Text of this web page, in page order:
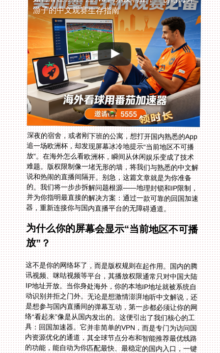
游子的中文观赛生存指南
深夜的宿舍，或者刚下班的公寓，想打开国内熟悉的App
追一场欧洲杯，却发现屏幕冰冷地提示“当前地区不可播
放”。在海外怎么看欧洲杯，瞬间从休闲娱乐变成了技术
难题。版权限制像一堵无形的墙，将我们与熟悉的中文解
说和热闹的直播间隔开。别急，这篇文章就是为你准备
的。我们将一步步拆解问题根源——地理封锁和IP限制，
并为你指明最直接的解决方案：通过一款可靠的回国加速
器，重新连接你与国内直播平台的无障碍通道。
为什么你的屏幕会显示“当前地区不可播
放”？
这不是你的网络坏了，而是版权规则在起作用。国内的腾
讯视频、咪咕视频等平台，其播放权限通常只对中国大陆
IP地址开放。当你身处海外，你的本地IP地址就被系统自
动识别并拒之门外。无论是想激情澎湃地听中文解说，还
是想参与国内直播间的弹幕互动，第一步都必须让你的网
络“看起来”像是从国内发出的。这便引出了我们核心的工
具：回国加速器。它并非简单的VPN，而是专门为访问国
内资源优化的通道，其全球节点分布和智能推荐最优线路
的功能，能自动为你匹配最快、最稳定的国内入口，一键